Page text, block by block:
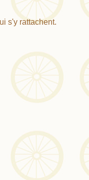
s'y rattachent.